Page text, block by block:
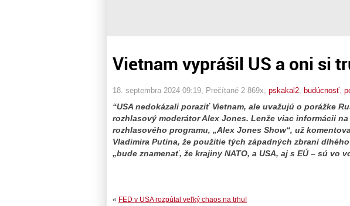
Vietnam vyprášil US a oni si
18. septembra 2024 09:19 , Prečítané 2 869x, pskakal2 budúcnosť
“USA nedokázali poraziť Vietnam, ale uvažujú o porážke
rozhlasový moderátor Alex Jones. Lenže viac informácii na
rozhlasového programu, „Alex Jones Show“, už
Vladimira Putina, že použitie tých západných zbraní
„bude znamenať, že krajiny NATO, a USA, aj s EÚ – sú vo
« FED v USA rozpútal veľký chaos na trhu!